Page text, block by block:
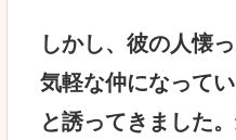
しかし、彼の人懐
気軽な仲になって
と誘ってきました